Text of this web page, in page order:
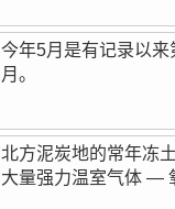
今年5月是有记录以来
月。
北方泥炭地的常年冻
大量强力温室气体 —